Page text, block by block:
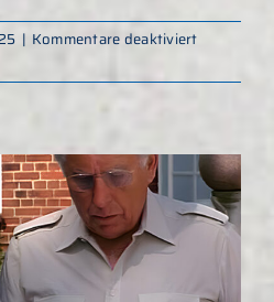
| Kommentare deaktiviertfür
–